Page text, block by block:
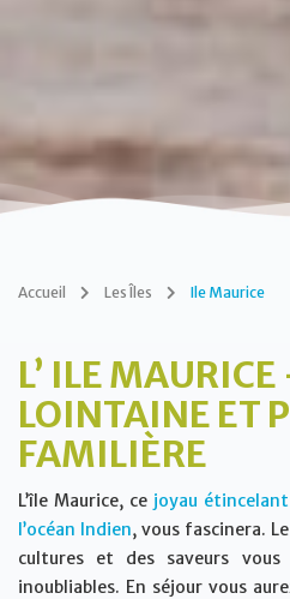
Accueil Les Îles Ile Maurice
L’ ILE MAURICE
LOINTAINE ET
FAMILIÈRE
L’île Maurice, ce joyau
l’océan Indien, vous fascinera.
cultures et des saveurs vous
inoubliables. En séjour vous